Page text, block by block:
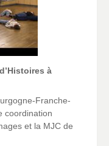
à
Franche-
coordination
et la MJC de